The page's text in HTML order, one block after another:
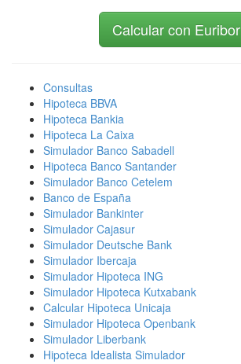
Calcular con Euribor
Consultas
Hipoteca BBVA
Hipoteca Bankia
Hipoteca La Caixa
Simulador Banco Sabadell
Hipoteca Banco Santander
Simulador Banco Cetelem
Banco de España
Simulador Bankinter
Simulador Cajasur
Simulador Deutsche Bank
Simulador Ibercaja
Simulador Hipoteca ING
Simulador Hipoteca Kutxabank
Calcular Hipoteca Unicaja
Simulador Hipoteca Openbank
Simulador Liberbank
Hipoteca Idealista Simulador